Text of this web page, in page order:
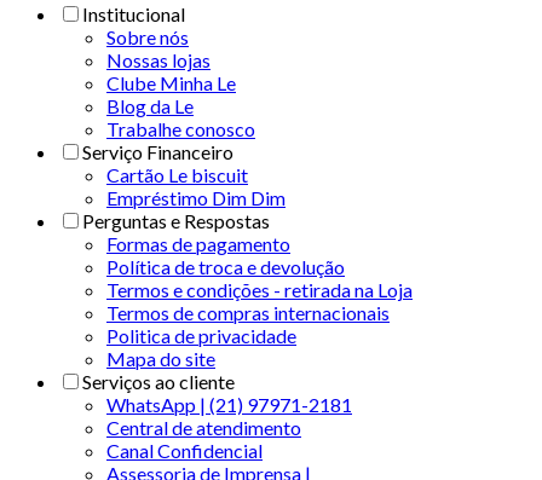
Institucional
Sobre nós
Nossas lojas
Clube Minha Le
Blog da Le
Trabalhe conosco
Serviço Financeiro
Cartão Le biscuit
Empréstimo Dim Dim
Perguntas e Respostas
Formas de pagamento
Política de troca e devolução
Termos e condições - retirada na Loja
Termos de compras internacionais
Politica de privacidade
Mapa do site
Serviços ao cliente
WhatsApp | (21) 97971-2181
Central de atendimento
Canal Confidencial
Assessoria de Imprensa |